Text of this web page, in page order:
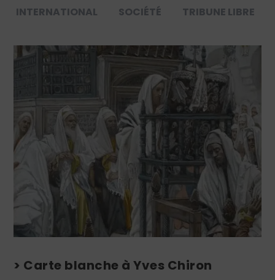
INTERNATIONAL
SOCIÉTÉ TRIBUNE LIBRE
> Carte blanche à Yves Chiron